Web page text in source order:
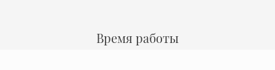
Время работы